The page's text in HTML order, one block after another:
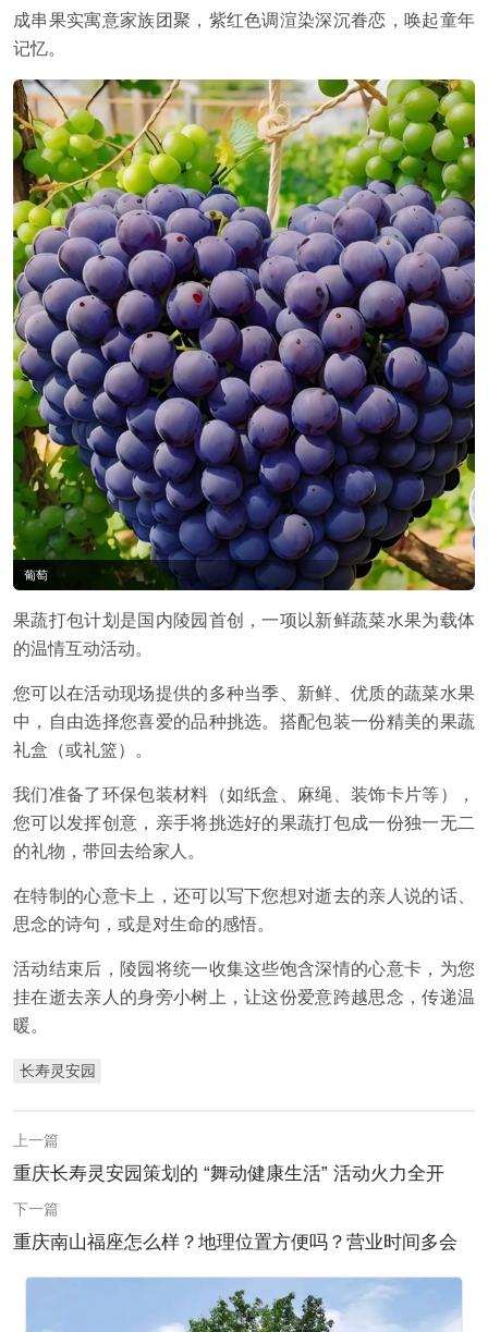
成串果实寓意家族团聚，紫红色调渲染深沉眷恋，唤起童年
记忆。
葡萄
果蔬打包计划是国内陵园首创，一项以新鲜蔬菜水果为载体
的温情互动活动。
您可以在活动现场提供的多种当季、新鲜、优质的蔬菜水果
中，自由选择您喜爱的品种挑选。搭配包装一份精美的果蔬
礼盒（或礼篮）。
我们准备了环保包装材料（如纸盒、麻绳、装饰卡片等），
您可以发挥创意，亲手将挑选好的果蔬打包成一份独一无二
的礼物，带回去给家人。
在特制的心意卡上，还可以写下您想对逝去的亲人说的话、
思念的诗句，或是对生命的感悟。
活动结束后，陵园将统一收集这些饱含深情的心意卡，为您
挂在逝去亲人的身旁小树上，让这份爱意跨越思念，传递温
暖。
长寿灵安园
上一篇
重庆长寿灵安园策划的 “舞动健康生活” 活动火力全开
下一篇
重庆南山福座怎么样？地理位置方便吗？营业时间多会